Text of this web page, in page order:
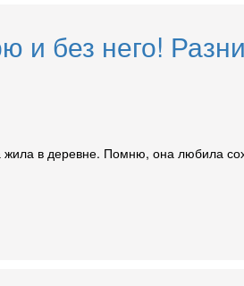
и без него!
в деревне. Помню, она любила